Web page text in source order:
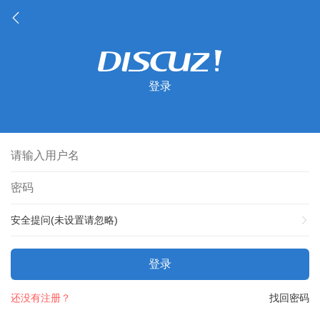
登录
安全提问(未设置请忽略)
登录
找回密码
还没有注册？